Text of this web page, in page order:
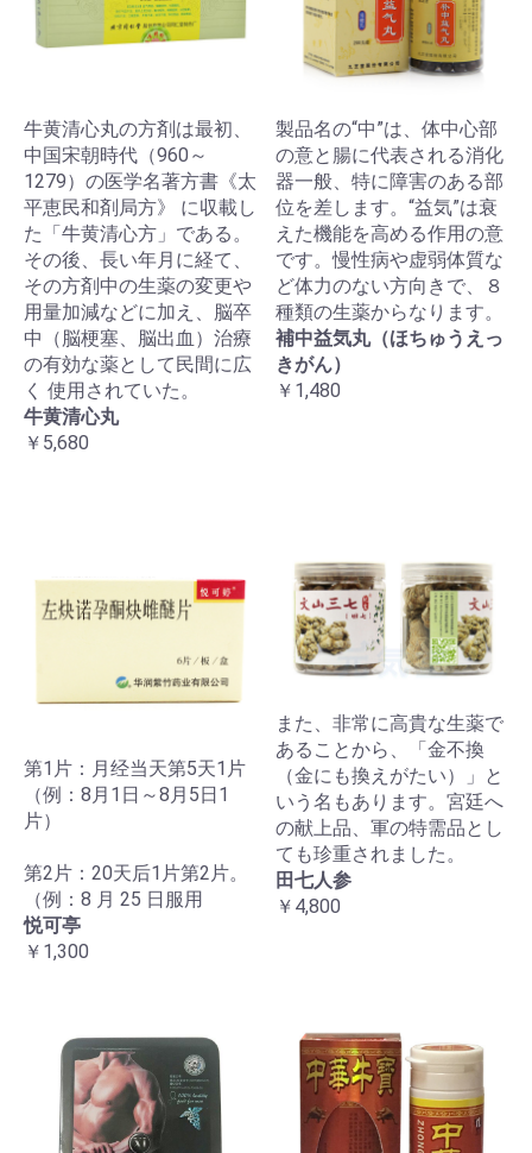
牛黄清心丸の方剤は最初、
中国宋朝時代（960～
1279）の医学名著方書《太
平恵民和剤局方》 に収載し
た「牛黄清心方」である。
その後、長い年月に経て、
その方剤中の生薬の変更や
用量加減などに加え、脳卒
中（脳梗塞、脳出血）治療
の有効な薬として民間に広
く 使用されていた。
牛黄清心丸
￥5,680
製品名の“中”は、体中心部
の意と腸に代表される消化
器一般、特に障害のある部
位を差します。“益気”は衰
えた機能を高める作用の意
です。慢性病や虚弱体質な
ど体力のない方向きで、８
種類の生薬からなります。
補中益気丸（ほちゅうえっ
きがん）
￥1,480
第1片：月经当天第5天1片
（例：8月1日～8月5日1
片）
第2片：20天后1片第2片。
（例：8 月 25 日服用
悦可亭
￥1,300
また、非常に高貴な生薬で
あることから、「金不換
（金にも換えがたい）」と
いう名もあります。宮廷へ
の献上品、軍の特需品とし
ても珍重されました。
田七人参
￥4,800